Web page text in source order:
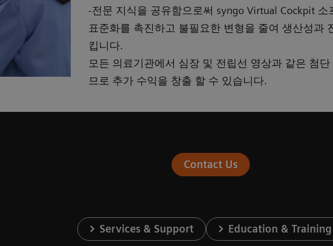
-전문 지식을 공유함으로써 syngo Virtual Cockpit 소
표준화를 촉진하고 불필요한 변형을 줄여 생산성과
킵니다.
모든 의료기관에서 심장 및 전립선 영상과 같은 첨
므로 추가 수익을 창출 할 수 있습니다.
Contact Us
Services & Support Education & Training